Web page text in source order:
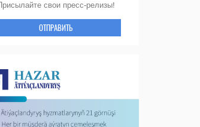
Присылайте свои пресс-релизы!
ОТПРАВИТЬ